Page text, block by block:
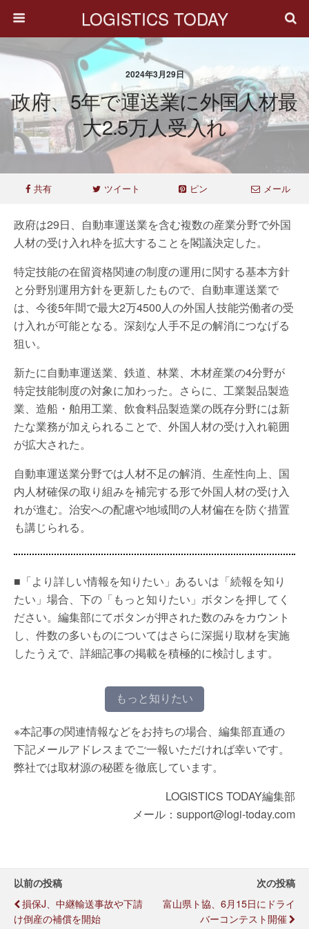
LOGISTICS TODAY
2024年3月29日
政府、5年で運送業に外国人材最
大2.5万人受入れ
共有 ツイート ピン メール
政府は29日、自動車運送業を含む複数の産業分野で外国
人材の受け入れ枠を拡大することを閣議決定した。
特定技能の在留資格関連の制度の運用に関する基本方針
と分野別運用方針を更新したもので、自動車運送業で
は、今後5年間で最大2万4500人の外国人技能労働者の受
け入れが可能となる。深刻な人手不足の解消につなげる
狙い。
新たに自動車運送業、鉄道、林業、木材産業の4分野が
特定技能制度の対象に加わった。さらに、工業製品製造
業、造船・舶用工業、飲食料品製造業の既存分野には新
たな業務が加えられることで、外国人材の受け入れ範囲
が拡大された。
自動車運送業分野では人材不足の解消、生産性向上、国
内人材確保の取り組みを補完する形で外国人材の受け入
れが進む。治安への配慮や地域間の人材偏在を防ぐ措置
も講じられる。
■「より詳しい情報を知りたい」あるいは「続報を知り
たい」場合、下の「もっと知りたい」ボタンを押してく
ださい。編集部にてボタンが押された数のみをカウント
し、件数の多いものについてはさらに深掘り取材を実施
したうえで、詳細記事の掲載を積極的に検討します。
もっと知りたい
※本記事の関連情報などをお持ちの場合、編集部直通の
下記メールアドレスまでご一報いただければ幸いです。
弊社では取材源の秘匿を徹底しています。
LOGISTICS TODAY編集部
メール：support@logi-today.com
以前の投稿
損保J、中継輸送事故や下請
け倒産の補償を開始
次の投稿
富山県ト協、6月15日にドライ
バーコンテスト開催